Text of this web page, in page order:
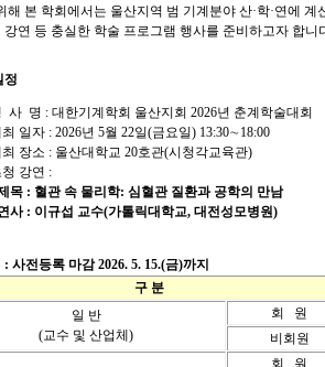
해 본 학회에서는 울산지역 범 기계분야 산·학·연에
강연 등 충실한 학술 프로그램 행사를 준비하고자 합
정
사 명 : 대한기계학회 울산지회 2026년 춘계학술대회
일자 : 2026년 5월 22일(금요일) 13:30∼18:00
장소 : 울산대학교 20호관(시청각교육관)
청 강연 :
목 : 혈관 속 물리학: 심혈관 질환과 공학의 만남
사 : 이규섭 교수(가톨릭대학교, 대전성모병원)
사전등록 마감 2026. 5. 15.(금)까지
구 분
일 반
(교수 및 산업체)
회 원
비회원
회 원